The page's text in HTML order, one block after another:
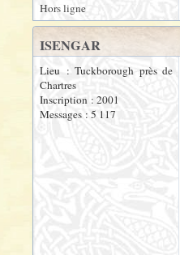
Hors ligne
ISENGAR
Lieu : Tuckborough près de
Chartres
Inscription : 2001
Messages : 5 117